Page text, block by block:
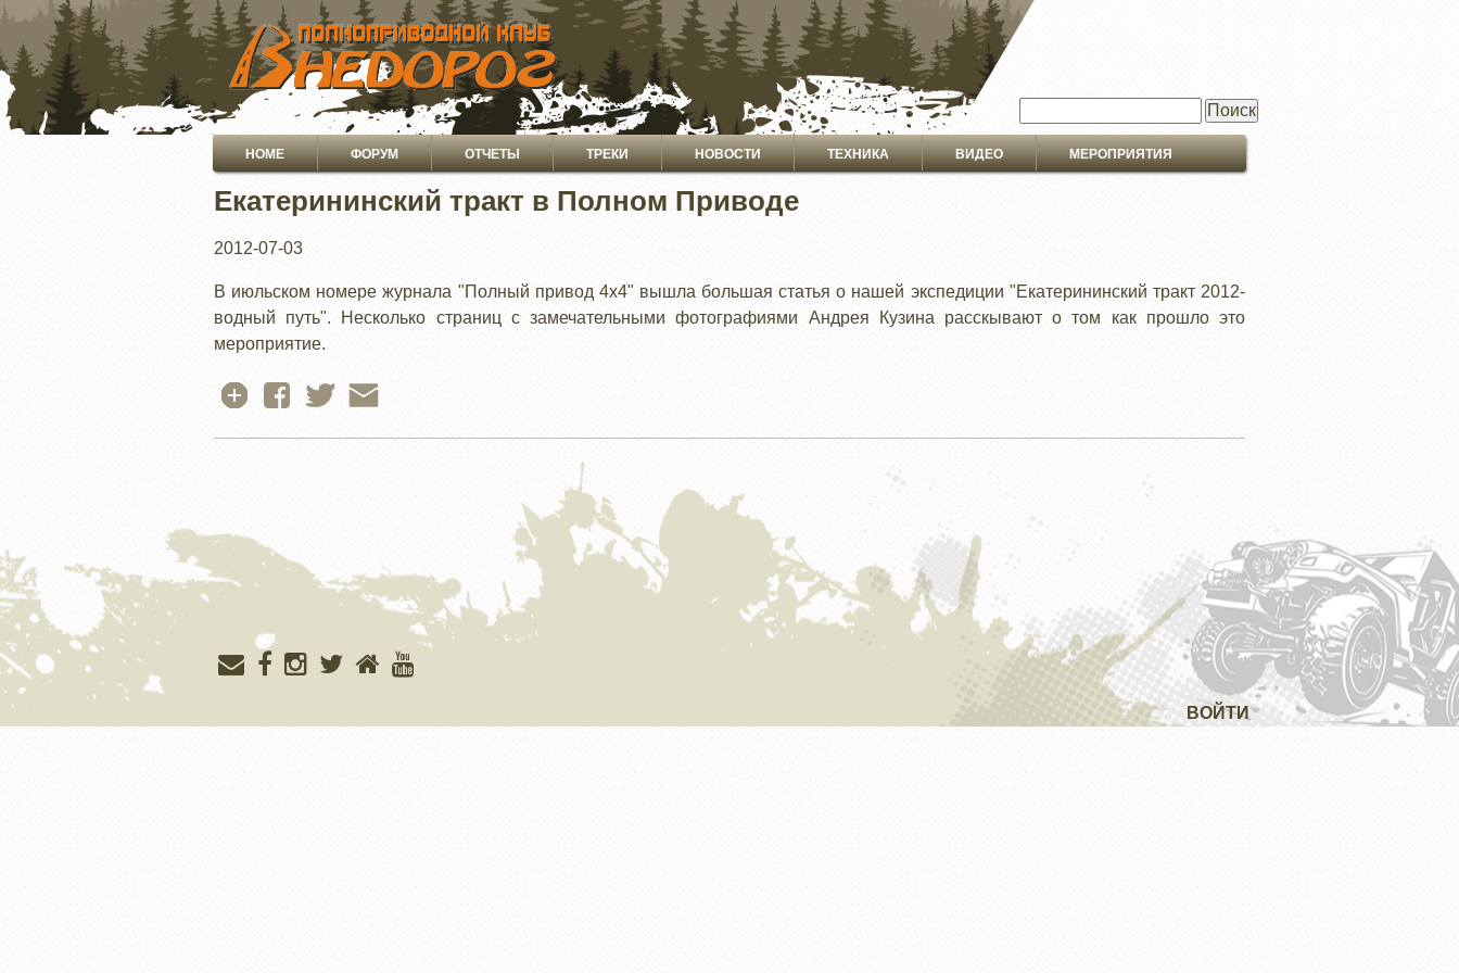
ПЕРЕЙТИ
ОСНОВНОМУ
СОДЕРЖАНИЮ
Основная
навигация
HOME ФОРУМ ОТЧЕТЫ ТРЕКИ НОВОСТИ ТЕХНИКА ВИДЕО МЕРОПРИЯТИЯ
Екатерининский тракт в Полном Приводе
2012-07-03
В июльском номере журнала "Полный привод 4х4" вышла большая статья о нашей экспедиции "Екатерининский тракт 2012-
водный путь". Несколько страниц с замечательными фотографиями Андрея Кузина расскывают о том как прошло это
мероприятие.
Меню
ВОЙТИ